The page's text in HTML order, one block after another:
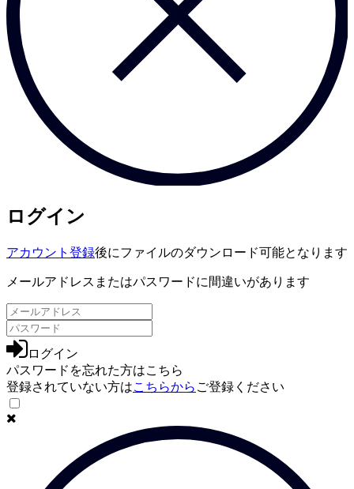
ログイン
アカウント登録後にファイルのダウンロード可能となります
メールアドレスまたはパスワードに間違いがあります
ログイン
パスワードを忘れた方はこちら
登録されていない方はこちらから ご登録ください